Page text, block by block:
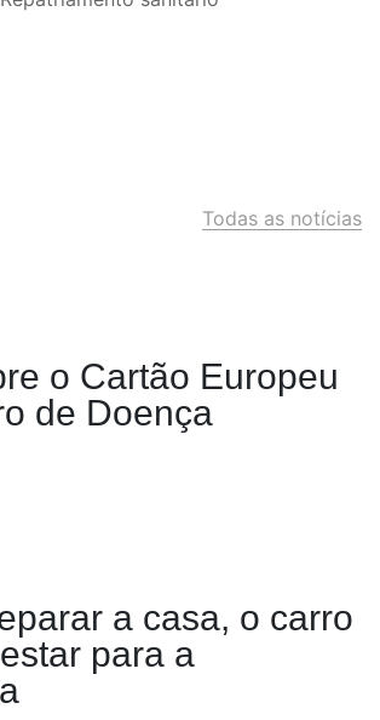
Todas as notícias
o Cartão Europeu
de Doença
a casa, o carro
para a